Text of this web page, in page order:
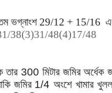
ভগ্নাংশ 29/12 + 15/16 এর
38(3)31/48(4)17/48
তার 300মিটার জমির
জমির 1/4অংশে খামার